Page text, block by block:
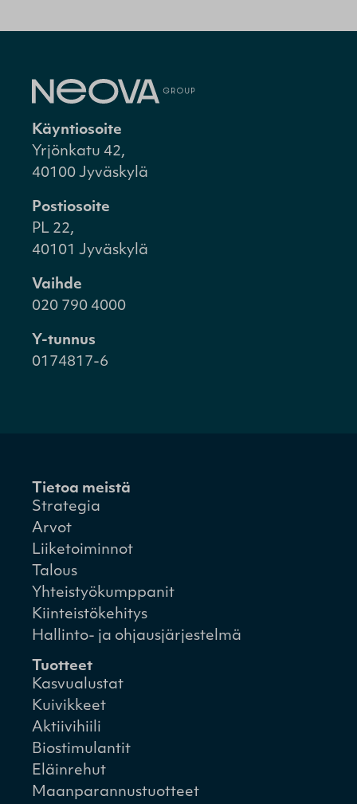
Käyntiosoite
Yrjönkatu 42,
40100 Jyväskylä
Postiosoite
PL 22,
40101 Jyväskylä
Vaihde
020 790 4000
Y-tunnus
0174817-6
Tietoa meistä
Strategia
Arvot
Liiketoiminnot
Talous
Yhteistyökumppanit
Kiinteistökehitys
Hallinto- ja ohjausjärjestelmä
Tuotteet
Kasvualustat
Kuivikkeet
Aktiivihiili
Biostimulantit
Eläinrehut
Maanparannustuotteet